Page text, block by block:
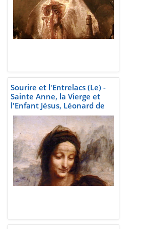
Sourire et l'Entrelacs (Le) -
Sainte Anne, la Vierge et
l'Enfant Jésus, Léonard de
Vinci, vers 1500-1515